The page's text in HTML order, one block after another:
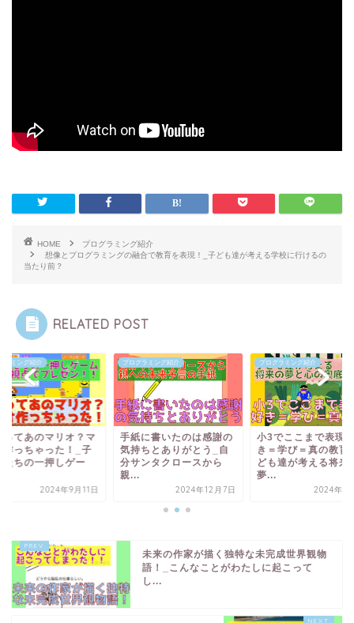
HOME
プログラミング紹介
想像とプログラミングの融合で教育を表現！_子ども達が考える学校に行けるの
当たり前？
RELATED POST
ラミング紹介
ってあのマリオ？マ
作っちゃった！_子
たちの一押しゲー
2024年9月11日
プログラミング紹介
手紙に書いたのは感謝の
気持ちとありがとう_自
分サンタクロースから
親...
2024年12月7日
プログラミング紹介
小3でここまで表現
き＝学び＝真の教育
ども達が考える将来
夢...
2024年11
未来の作家が描く独特な未完成世界観物
語！_こんなことがわたしに起こって
し...